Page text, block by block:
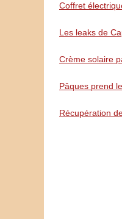
Coffret
Les leaks de
Crème solaire
Pâques prend
Récupération